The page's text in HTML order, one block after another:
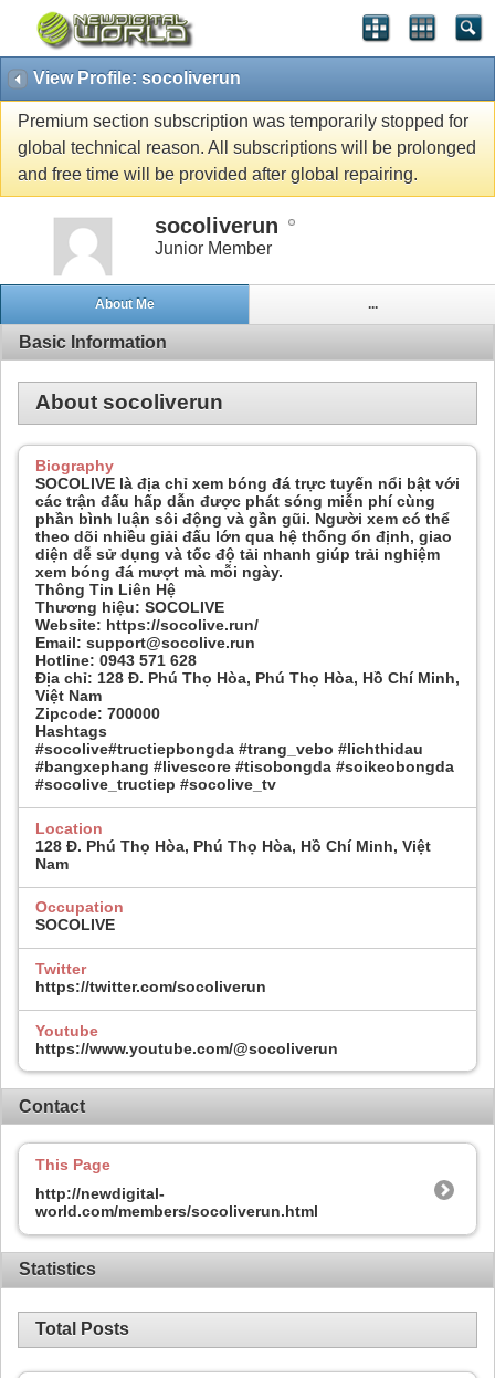
View Profile: socoliverun
Premium section subscription was temporarily stopped for
global technical reason. All subscriptions will be prolonged
and free time will be provided after global repairing.
socoliverun
Junior Member
About Me ...
Basic Information
About socoliverun
Biography
SOCOLIVE là địa chỉ xem bóng đá trực tuyến nổi bật với
các trận đấu hấp dẫn được phát sóng miễn phí cùng
phần bình luận sôi động và gần gũi. Người xem có thể
theo dõi nhiều giải đấu lớn qua hệ thống ổn định, giao
diện dễ sử dụng và tốc độ tải nhanh giúp trải nghiệm
xem bóng đá mượt mà mỗi ngày.
Thông Tin Liên Hệ
Thương hiệu: SOCOLIVE
Website: https://socolive.run/
Email: support@socolive.run
Hotline: 0943 571 628
Địa chỉ: 128 Đ. Phú Thọ Hòa, Phú Thọ Hòa, Hồ Chí Minh,
Việt Nam
Zipcode: 700000
Hashtags
#socolive#tructiepbongda #trang_vebo #lichthidau
#bangxephang #livescore #tisobongda #soikeobongda
#socolive_tructiep #socolive_tv
Location
128 Đ. Phú Thọ Hòa, Phú Thọ Hòa, Hồ Chí Minh, Việt
Nam
Occupation
SOCOLIVE
Twitter
https://twitter.com/socoliverun
Youtube
https://www.youtube.com/@socoliverun
Contact
This Page
http://newdigital-
world.com/members/socoliverun.html
Statistics
Total Posts